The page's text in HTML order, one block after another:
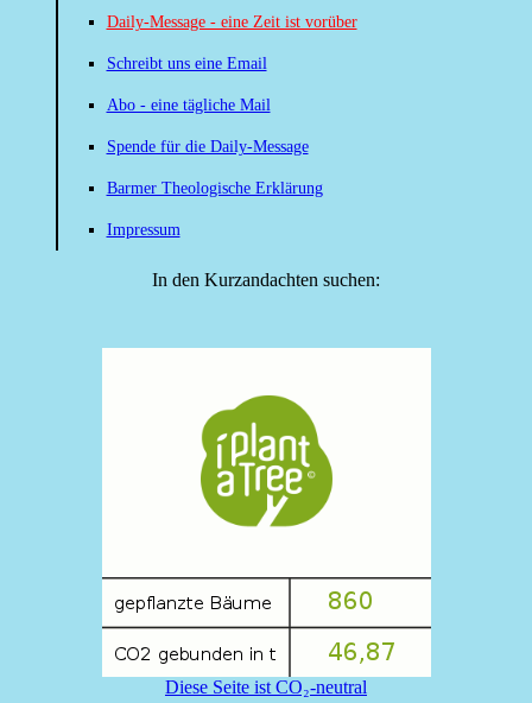
Daily-Message - eine Zeit ist vorüber
Schreibt uns eine Email
Abo - eine tägliche Mail
Spende für die Daily-Message
Barmer Theologische Erklärung
Impressum
In den Kurzandachten suchen:
Diese Seite ist CO₂-neutral